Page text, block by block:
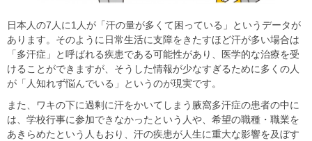
日本人の7人に1人が「汗の量が多くて困っている」というデータが
あります。そのように日常生活に支障をきたすほど汗が多い場合は
「多汗症」と呼ばれる疾患である可能性があり、医学的な治療を受
けることができますが、そうした情報が少なすぎるために多くの人
が「人知れず悩んでいる」というのが現実です。
また、ワキの下に過剰に汗をかいてしまう腋窩多汗症の患者の中に
は、学校行事に参加できなかったという人や、希望の職種・職業を
あきらめたという人もおり、汗の疾患が人生に重大な影響を及ぼす